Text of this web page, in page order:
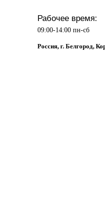
Рабочее время:
09:00-14:00 пн-сб
Россия, г. Белгород,